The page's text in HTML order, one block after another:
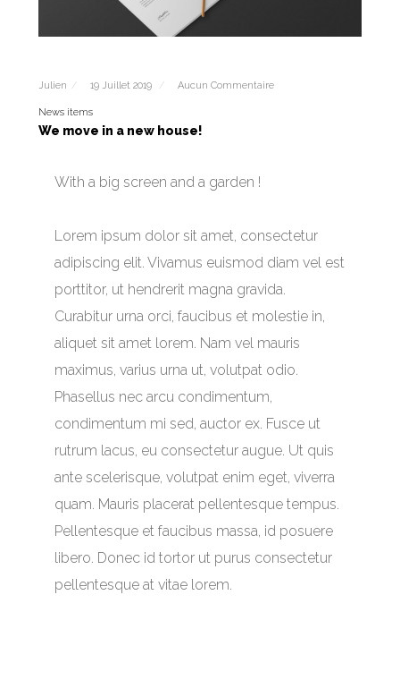
Julien 19 Juillet 2019 Aucun Commentaire
News items
We move in a new house!
With a big screen and a garden !
Lorem ipsum dolor sit amet, consectetur
adipiscing elit. Vivamus euismod diam vel est
porttitor, ut hendrerit magna gravida.
Curabitur urna orci, faucibus et molestie in,
aliquet sit amet lorem. Nam vel mauris
maximus, varius urna ut, volutpat odio.
Phasellus nec arcu condimentum,
condimentum mi sed, auctor ex. Fusce ut
rutrum lacus, eu consectetur augue. Ut quis
ante scelerisque, volutpat enim eget, viverra
quam. Mauris placerat pellentesque tempus.
Pellentesque et faucibus massa, id posuere
libero. Donec id tortor ut purus consectetur
pellentesque at vitae lorem.